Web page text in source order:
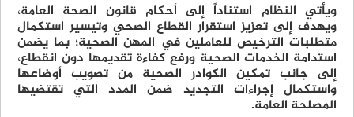
ويأتي النظام استناداً إلى أحكام قانون الصحة العامة،
ويهدف إلى تعزيز استقرار القطاع الصحي وتيسير استكمال
متطلبات الترخيص للعاملين في المهن الصحية؛ بما يضمن
استدامة الخدمات الصحية ورفع كفاءة تقديمها دون انقطاع،
إلى جانب تمكين الكوادر الصحية من تصويب أوضاعها
واستكمال إجراءات التجديد ضمن المدد التي تقتضيها
المصلحة العامة.